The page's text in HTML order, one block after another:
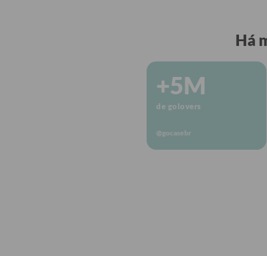
Há
+5M
de golovers
@gocasebr